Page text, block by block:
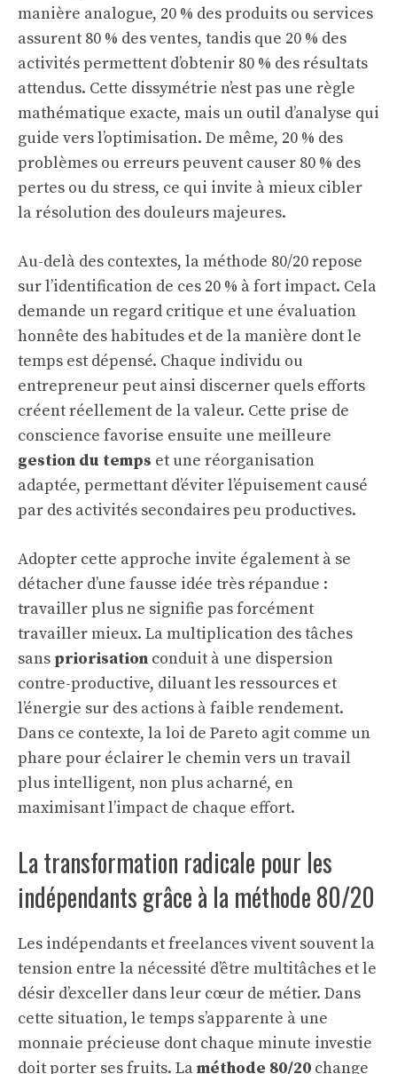
manière analogue, 20 % des produits ou services
assurent 80 % des ventes, tandis que 20 % des
activités permettent d’obtenir 80 % des résultats
attendus. Cette dissymétrie n’est pas une règle
mathématique exacte, mais un outil d’analyse qui
guide vers l’optimisation. De même, 20 % des
problèmes ou erreurs peuvent causer 80 % des
pertes ou du stress, ce qui invite à mieux cibler
la résolution des douleurs majeures.
Au-delà des contextes, la méthode 80/20 repose
sur l’identification de ces 20 % à fort impact. Cela
demande un regard critique et une évaluation
honnête des habitudes et de la manière dont le
temps est dépensé. Chaque individu ou
entrepreneur peut ainsi discerner quels efforts
créent réellement de la valeur. Cette prise de
conscience favorise ensuite une meilleure
gestion du temps et une réorganisation
adaptée, permettant d’éviter l’épuisement causé
par des activités secondaires peu productives.
Adopter cette approche invite également à se
détacher d’une fausse idée très répandue :
travailler plus ne signifie pas forcément
travailler mieux. La multiplication des tâches
sans priorisation conduit à une dispersion
contre-productive, diluant les ressources et
l’énergie sur des actions à faible rendement.
Dans ce contexte, la loi de Pareto agit comme un
phare pour éclairer le chemin vers un travail
plus intelligent, non plus acharné, en
maximisant l’impact de chaque effort.
La transformation radicale pour les
indépendants grâce à la méthode 80/20
Les indépendants et freelances vivent souvent la
tension entre la nécessité d’être multitâches et le
désir d’exceller dans leur cœur de métier. Dans
cette situation, le temps s’apparente à une
monnaie précieuse dont chaque minute investie
doit porter ses fruits. Laméthode 80/20 change